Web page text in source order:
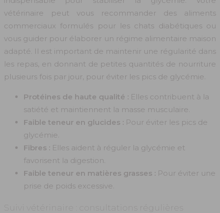
vétérinaire peut vous recommander des aliments
commerciaux formulés pour les chats diabétiques ou
vous guider pour élaborer un régime alimentaire maison
adapté. Il est important de maintenir une régularité dans
les repas, en donnant de petites quantités de nourriture
plusieurs fois par jour, pour éviter les pics de glycémie.
Protéines de haute qualité : Elles contribuent à la
satiété et maintiennent la masse musculaire.
Faible teneur en glucides : Pour éviter les pics de
glycémie.
Fibres : Elles aident à réguler la glycémie et
favorisent la digestion.
Faible teneur en matières grasses : Pour éviter une
prise de poids excessive.
Suivi vétérinaire : consultations régulières